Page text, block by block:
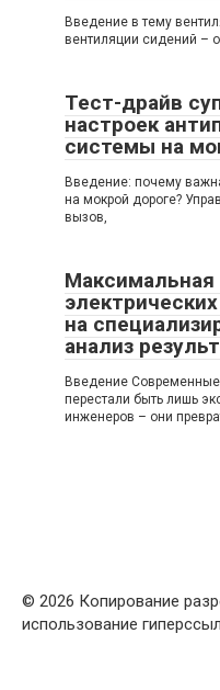
Введение в тему
вентиляции сидений –
Тест-драйв
настроек
системы на
Введение: почему
на мокрой дороге?
вызов,
Максимальная
на
анализ
Введение Современные
перестали быть лишь
инженеров – они
© 2026 Копирование
использование